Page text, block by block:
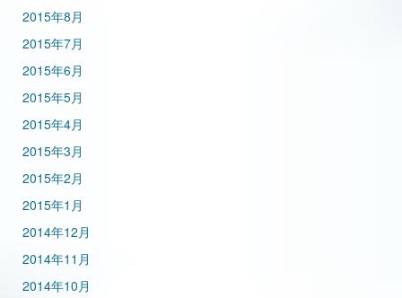
2015年8月
2015年7月
2015年6月
2015年5月
2015年4月
2015年3月
2015年2月
2015年1月
2014年12月
2014年11月
2014年10月